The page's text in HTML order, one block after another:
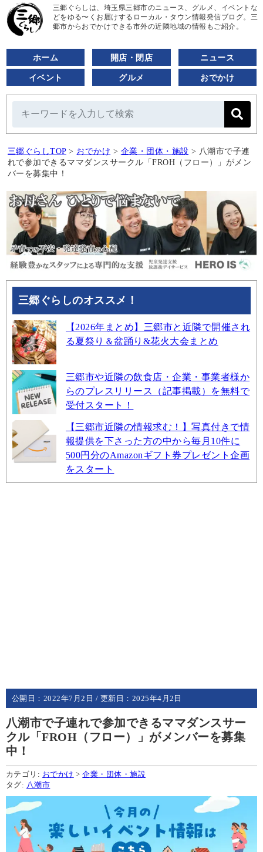
三郷ぐらしは、埼玉県三郷市のニュース、グルメ、イベントな
どをゆる〜くお届けするローカル・タウン情報発信ブログ。三
郷市からおでかけできる市外の近隣地域の情報もご紹介。
ホーム 開店・閉店 ニュース
イベント グルメ おでかけ
三郷ぐらしTOP > おでかけ > 企業・団体・施設 > 八潮市で子連
れで参加できるママダンスサークル「FROH（フロー）」がメン
バーを募集中！
三郷ぐらしのオススメ！
【2026年まとめ】三郷市と近隣で開催され
る夏祭り＆盆踊り&花火大会まとめ
三郷市や近隣の飲食店・企業・事業者様か
らのプレスリリース（記事掲載）を無料で
受付スタート！
【三郷市近隣の情報求む！】写真付きで情
報提供を下さった方の中から毎月10件に
500円分のAmazonギフト券プレゼント企画
をスタート
公開日： 2022年7月2日 / 更新日： 2025年4月2日
八潮市で子連れで参加できるママダンスサー
クル「FROH（フロー）」がメンバーを募集
中！
カテゴリ: おでかけ >企業・団体・施設
タグ: 八潮市